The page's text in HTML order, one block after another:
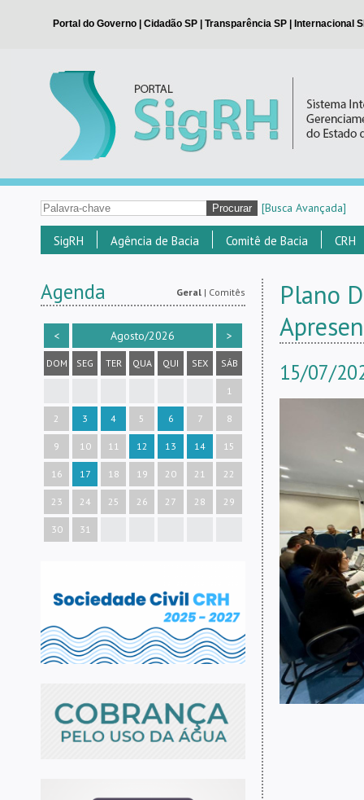
[Busca Avançada]
SigRH Agência de Bacia Comitê de Bacia CRH
Agenda Geral | Comitês
< Agosto/2026 >
DOM SEG TER QUA QUI SEX SÁB
1
2 3 4 5 6 7 8
9 10 11 12 13 14 15
16 17 18 19 20 21 22
23 24 25 26 27 28 29
30 31
Plano
15/07/